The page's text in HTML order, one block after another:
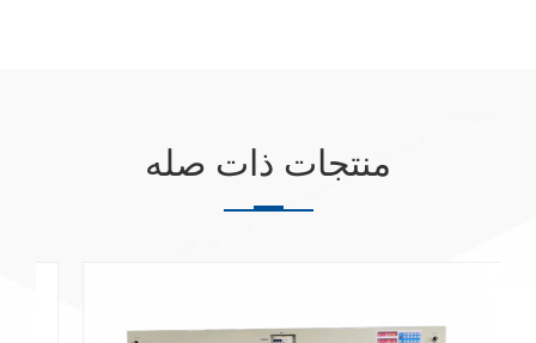
منتجات ذات صله